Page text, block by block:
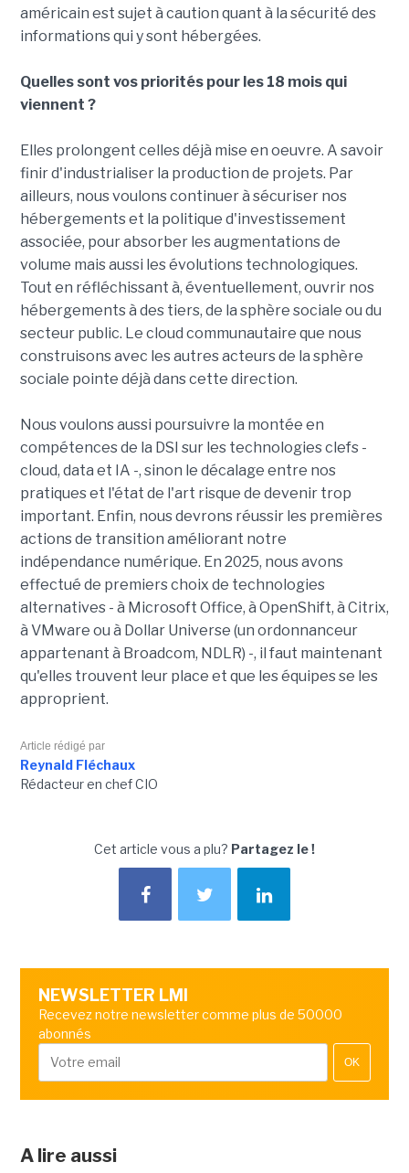
américain est sujet à caution quant à la sécurité des
informations qui y sont hébergées.
Quelles sont vos priorités pour les 18 mois qui
viennent ?
Elles prolongent celles déjà mise en oeuvre. A savoir
finir d'industrialiser la production de projets. Par
ailleurs, nous voulons continuer à sécuriser nos
hébergements et la politique d'investissement
associée, pour absorber les augmentations de
volume mais aussi les évolutions technologiques.
Tout en réfléchissant à, éventuellement, ouvrir nos
hébergements à des tiers, de la sphère sociale ou du
secteur public. Le cloud communautaire que nous
construisons avec les autres acteurs de la sphère
sociale pointe déjà dans cette direction.
Nous voulons aussi poursuivre la montée en
compétences de la DSI sur les technologies clefs -
cloud, data et IA -, sinon le décalage entre nos
pratiques et l'état de l'art risque de devenir trop
important. Enfin, nous devrons réussir les premières
actions de transition améliorant notre
indépendance numérique. En 2025, nous avons
effectué de premiers choix de technologies
alternatives - à Microsoft Office, à OpenShift, à Citrix,
à VMware ou à Dollar Universe (un ordonnanceur
appartenant à Broadcom, NDLR) -, il faut maintenant
qu'elles trouvent leur place et que les équipes se les
approprient.
Article rédigé par
Reynald Fléchaux
Rédacteur en chef CIO
Cet article vous a plu? Partagez le !
NEWSLETTER LMI
Recevez notre newsletter comme plus de 50000
abonnés
OK
A lire aussi